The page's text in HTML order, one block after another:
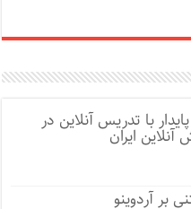
با تدریس آنلاین در
آنلاین ایران
بر آردوینو